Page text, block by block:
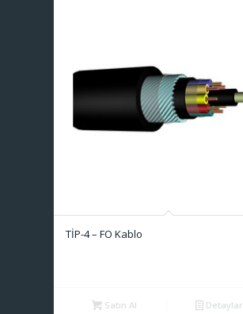
TİP-4 – FO Kablo
Satın Al Detaylar